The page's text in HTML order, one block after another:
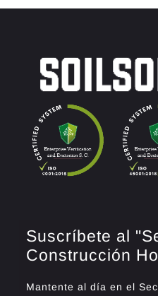
Suscríbete al
Construcción
Mantente al día en el